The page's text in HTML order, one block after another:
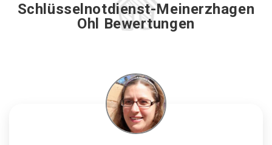
Schlüsselnotdienst-Meinerzhagen
Ohl Bewertungen